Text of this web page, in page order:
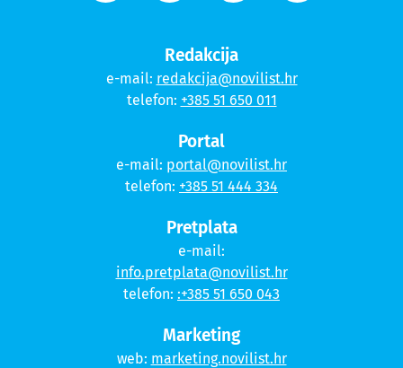
Redakcija
e-mail: redakcija@novilist.hr
telefon: +385 51 650 011
Portal
e-mail: portal@novilist.hr
telefon: +385 51 444 334
Pretplata
e-mail:
info.pretplata@novilist.hr
telefon: :+385 51 650 043
Marketing
web: marketing.novilist.hr